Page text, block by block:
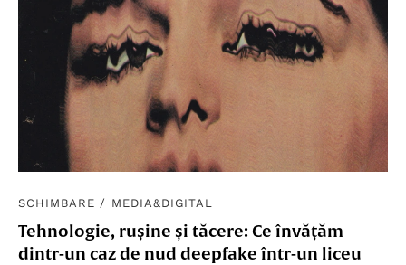
SCHIMBARE / MEDIA&DIGITAL
Tehnologie, rușine și tăcere: Ce învățăm
dintr-un caz de nud deepfake într-un liceu